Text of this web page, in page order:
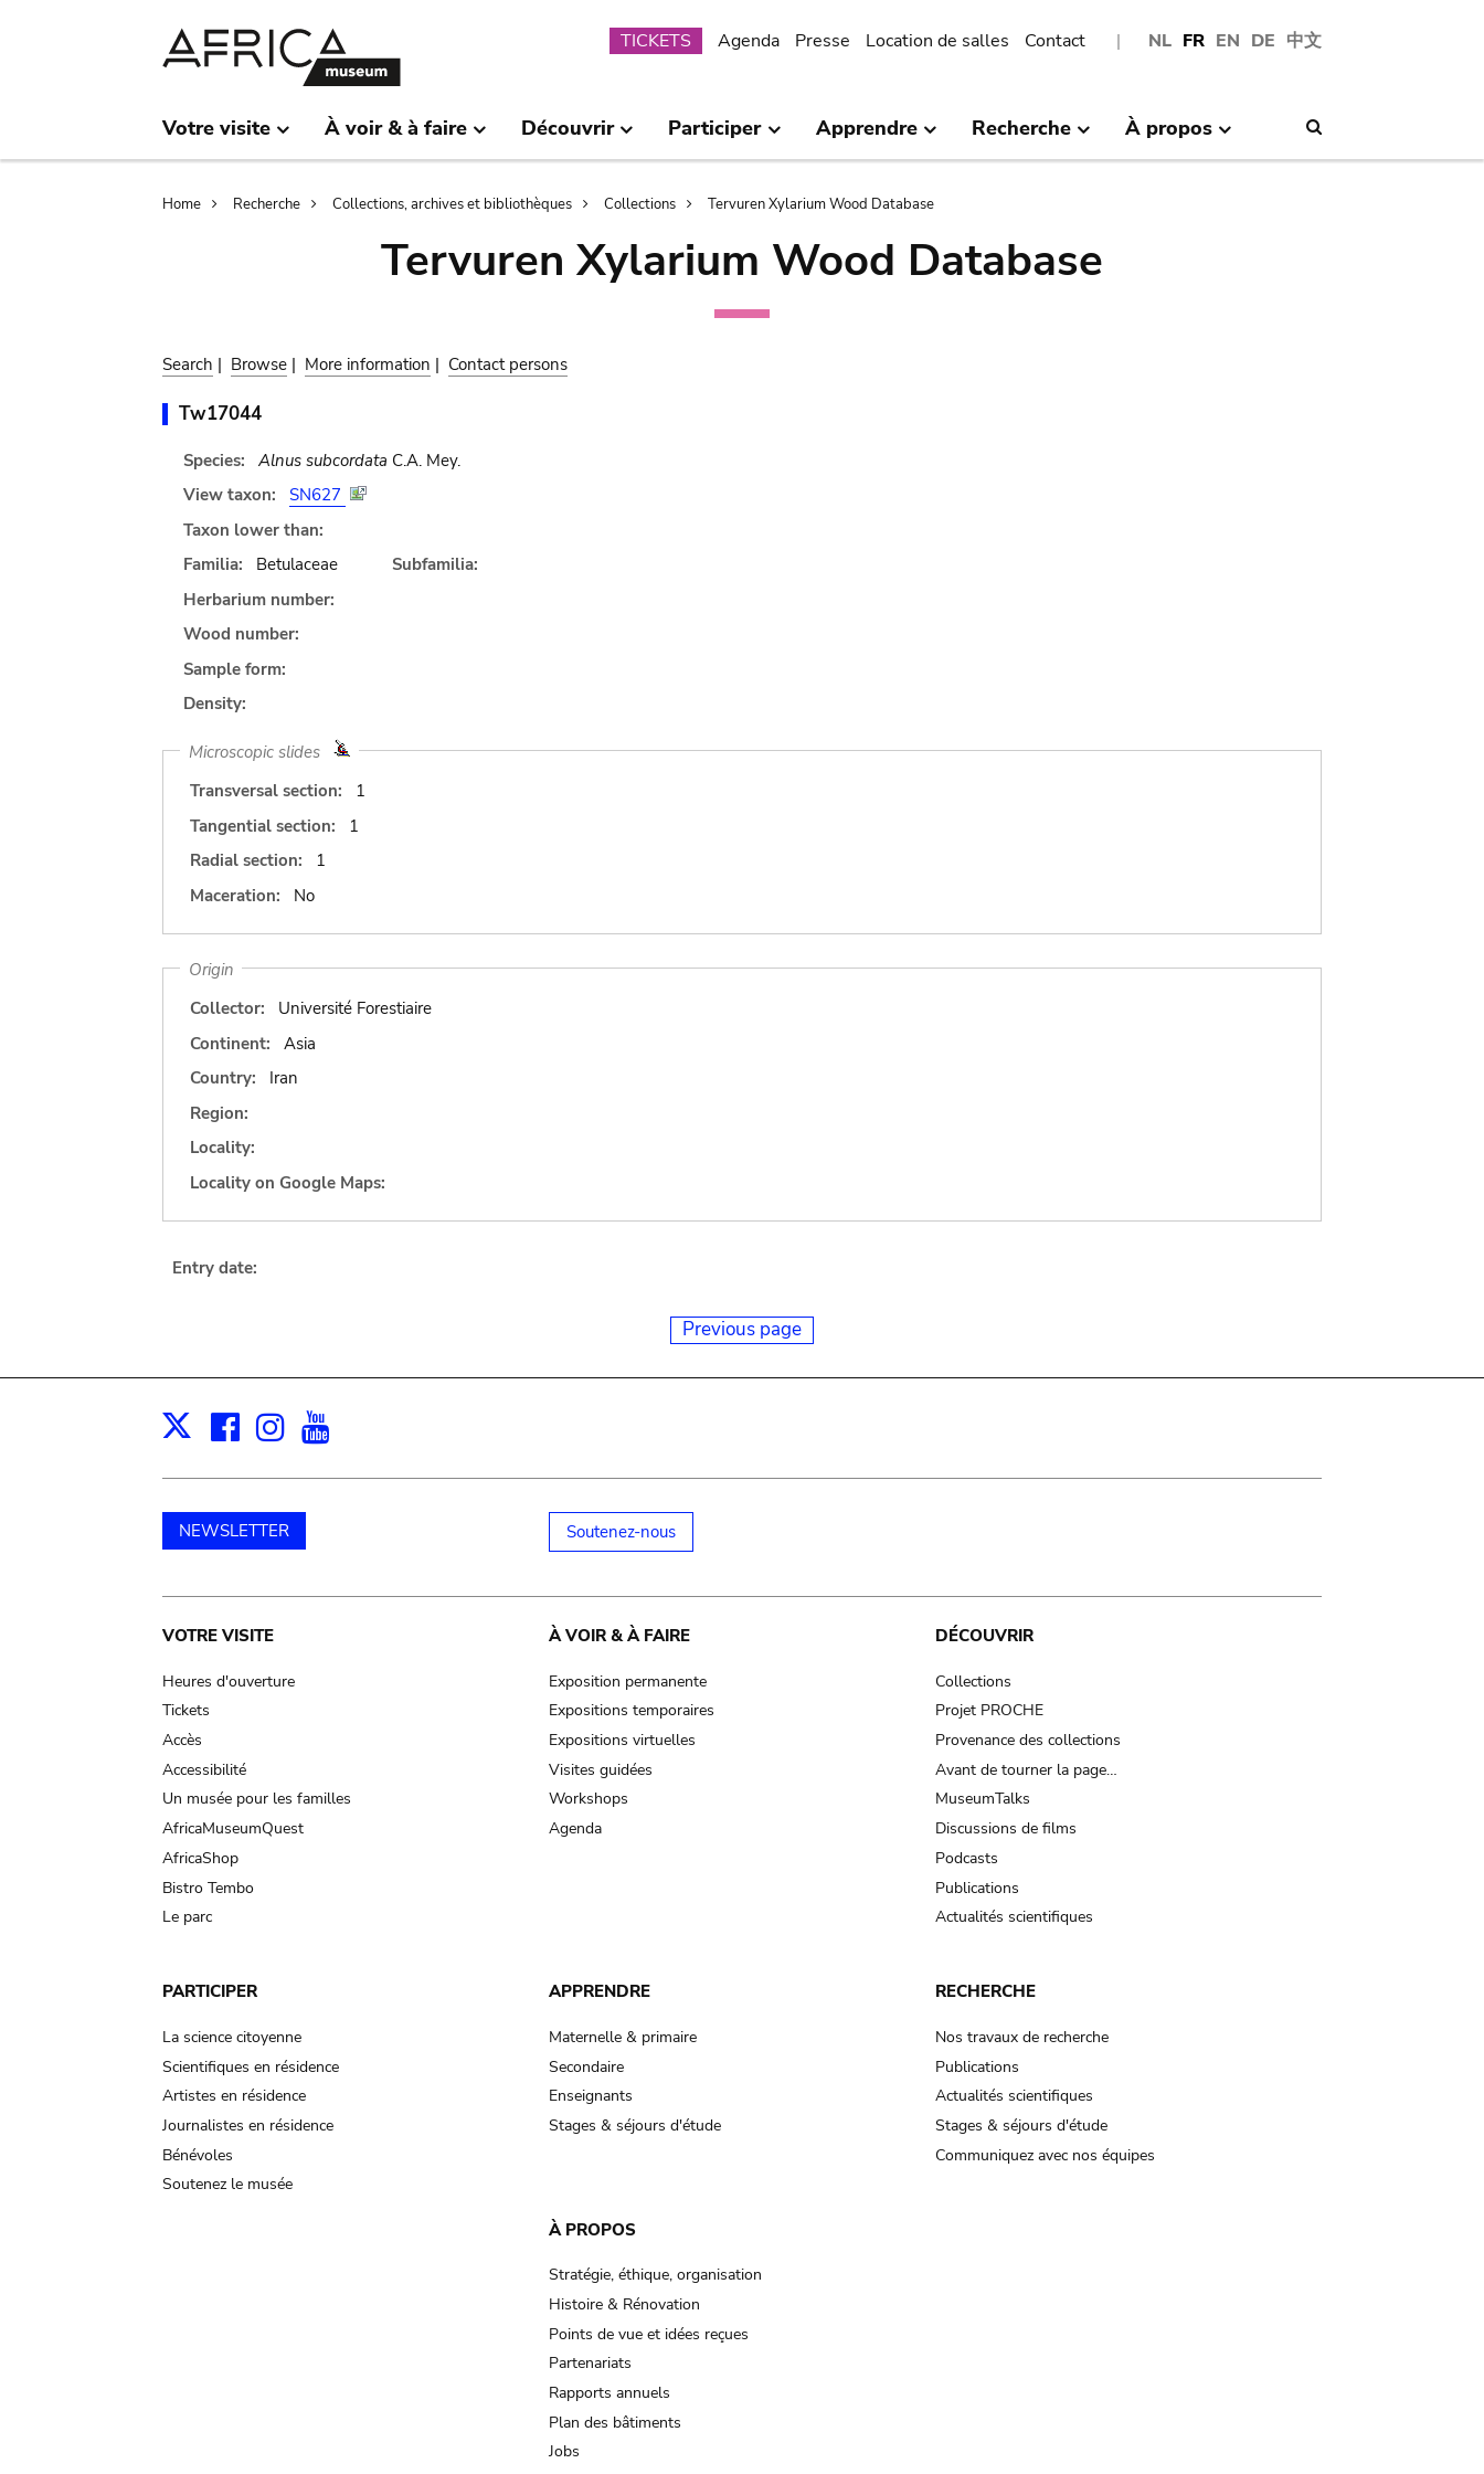
NL FR EN DE 中文
Submenu
TICKETS Agenda Presse Location de salles Contact
Votre visite À voir & à faire Découvrir Participer Apprendre Recherche À propos
Breadcrumb
Home Recherche Collections, archives et bibliothèques Collections Tervuren Xylarium Wood Database
Tervuren Xylarium Wood Database
Search | Browse | More information | Contact persons
Tw17044
Species: Alnus subcordata C.A. Mey.
View taxon:
SN627
Taxon lower than:
Familia:
Betulaceae
Subfamilia:
Herbarium number:
Wood number:
Sample form:
Density:
Microscopic slides
Transversal section:
1
Tangential section:
1
Radial section:
1
Maceration:
No
Origin
Collector:
Université Forestiaire
Continent:
Asia
Country:
Iran
Region:
Locality:
Locality on Google Maps:
Entry date:
Previous page
X Facebook
Instagram
NEWSLETTER Soutenez-nous
Main
navigation
VOTRE VISITE
Heures d'ouverture
Tickets
Accès
Accessibilité
Un musée pour les familles
AfricaMuseumQuest
AfricaShop
Bistro Tembo
Le parc
À VOIR & À FAIRE
Exposition permanente
Expositions temporaires
Expositions virtuelles
Visites guidées
Workshops
Agenda
DÉCOUVRIR
Collections
Projet PROCHE
Provenance des collections
Avant de tourner la page…
MuseumTalks
Discussions de films
Podcasts
Publications
Actualités scientifiques
PARTICIPER
La science citoyenne
Scientifiques en résidence
Artistes en résidence
Journalistes en résidence
Bénévoles
Soutenez le musée
APPRENDRE
Maternelle & primaire
Secondaire
Enseignants
Stages & séjours d'étude
RECHERCHE
Nos travaux de recherche
Publications
Actualités scientifiques
Stages & séjours d'étude
Communiquez avec nos équipes
À PROPOS
Stratégie, éthique, organisation
Histoire & Rénovation
Points de vue et idées reçues
Partenariats
Rapports annuels
Plan des bâtiments
Jobs